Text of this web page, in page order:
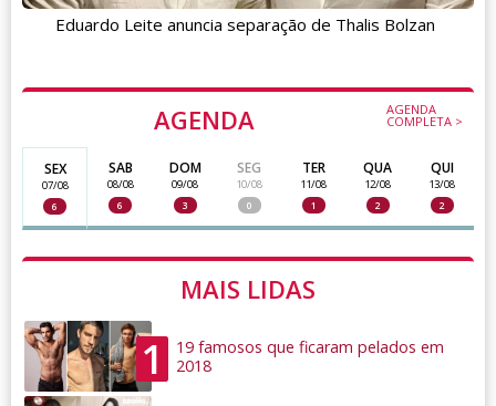
AGENDA AGENDA
COMPLETA >
SEX
07/08
6
SAB
08/08
6
DOM
09/08
3
SEG
10/08
0
TER
11/08
1
QUA
12/08
2
QUI
13/08
2
MAIS LIDAS
1
19 famosos que ficaram pelados em
2018
Eduardo Leite anuncia separação de Thalis Bolzan